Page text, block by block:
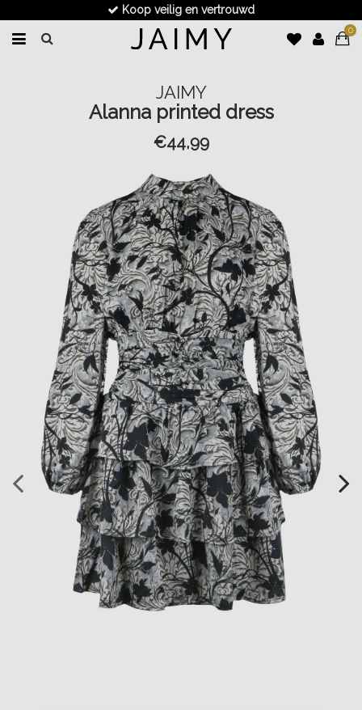
Koop veilig en vertrouwd
0
JAIMY
Alanna printed dress
€44,99